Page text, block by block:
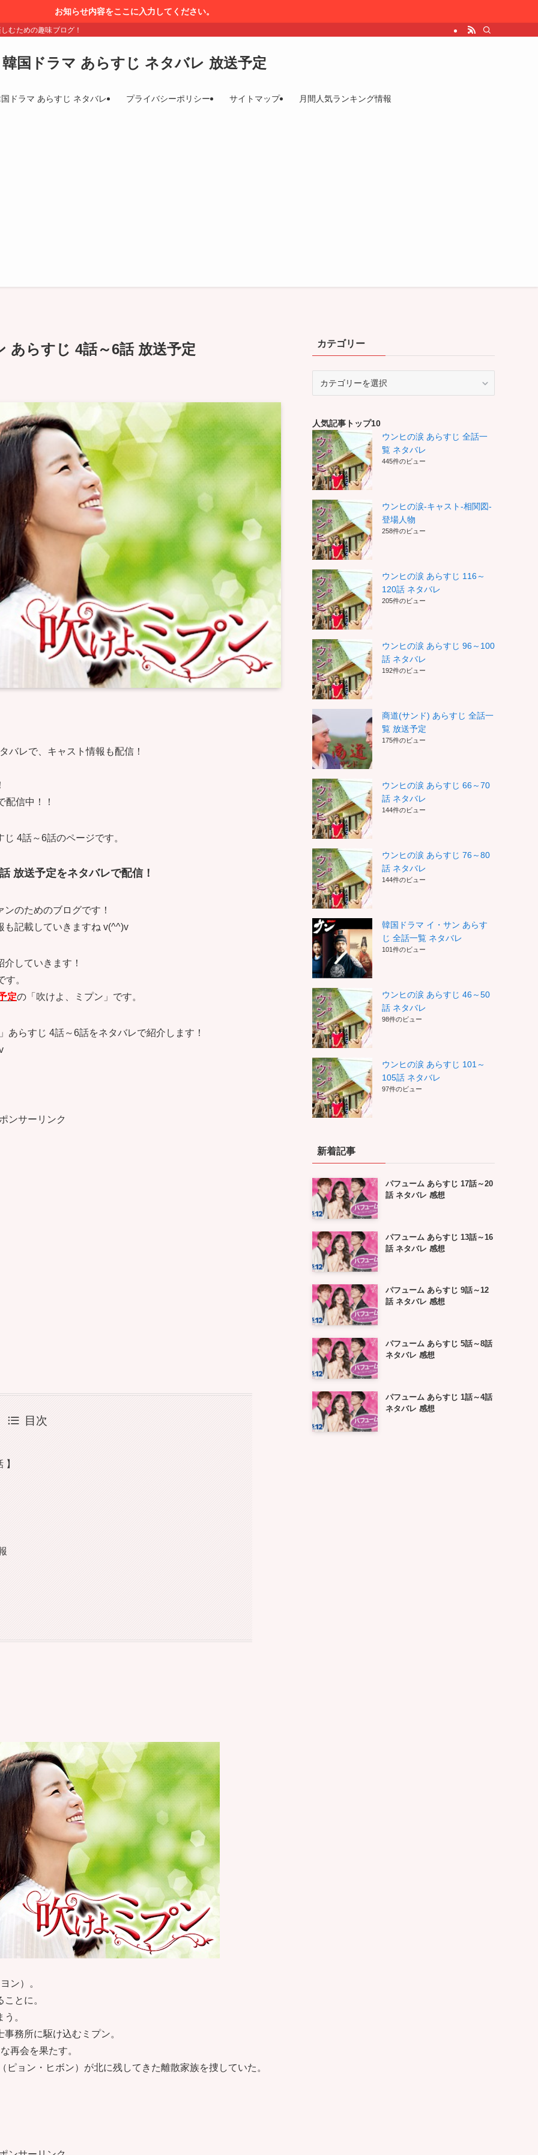
お知らせ内容をここに入力してください。
むための趣味ブログ！
韓国ドラマ あらすじ ネタバレ 放送予定
ドラマ あらすじ ネタバレ プライバシーポリシー サイトマップ 月間人気ランキング情報
あらすじ 4話～6話 放送予定
バレで、キャスト情報も配信！
配信中！！
4話～6話のページです。
放送予定をネタバレで配信！
のためのブログです！
も記載していきますね v(^^)v
していきます！
。
定の「吹けよ、ミプン」です。
らすじ 4話～6話をネタバレで紹介します！
ンサーリンク
目次
ン）。
とに。
。
務所に駆け込むミプン。
再会を果たす。
ョン・ヒボン）が北に残してきた離散家族を捜していた。
カテゴリー
ー
人気記事トップ10
ウンヒの涙 あらすじ 全話一
覧 ネタバレ
445件のビュー
ウンヒの涙-キャスト-相関図-
登場人物
258件のビュー
ウンヒの涙 あらすじ 116～
120話 ネタバレ
205件のビュー
ウンヒの涙 あらすじ 96～100
話 ネタバレ
192件のビュー
商道(サンド) あらすじ 全話一
覧 放送予定
175件のビュー
ウンヒの涙 あらすじ 66～70
話 ネタバレ
144件のビュー
ウンヒの涙 あらすじ 76～80
話 ネタバレ
144件のビュー
韓国ドラマ イ・サン あらす
じ 全話一覧 ネタバレ
101件のビュー
ウンヒの涙 あらすじ 46～50
話 ネタバレ
98件のビュー
ウンヒの涙 あらすじ 101～
105話 ネタバレ
97件のビュー
新着記事
パフューム あらすじ 17話～20
話 ネタバレ 感想
パフューム あらすじ 13話～16
話 ネタバレ 感想
パフューム あらすじ 9話～12
話 ネタバレ 感想
パフューム あらすじ 5話～8話
ネタバレ 感想
パフューム あらすじ 1話～4話
ネタバレ 感想